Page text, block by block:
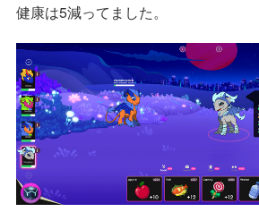
健康は5減ってました。